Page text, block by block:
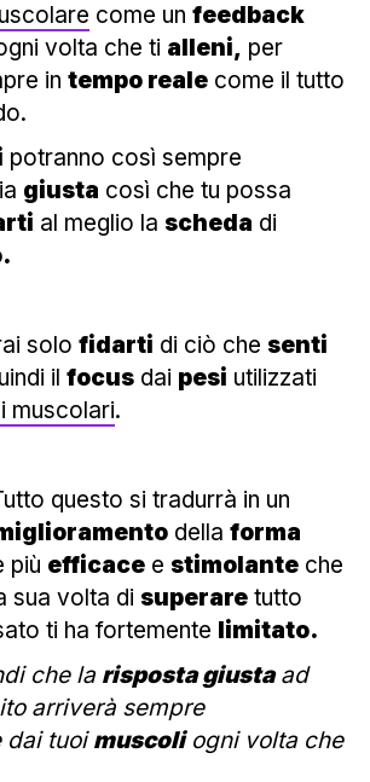
come un feedback
volta che ti alleni, per
in tempo reale come il tutto
potranno così sempre
giusta così che tu possa
al meglio la scheda di
solo fidarti di ciò che senti
il focus dai pesi utilizzati
muscolari.
questo si tradurrà in un
della forma
più efficace e stimolante che
sua volta di superare tutto
ti ha fortemente limitato.
che la risposta giustaad
arriverà sempre
dai tuoimuscoliogni volta che